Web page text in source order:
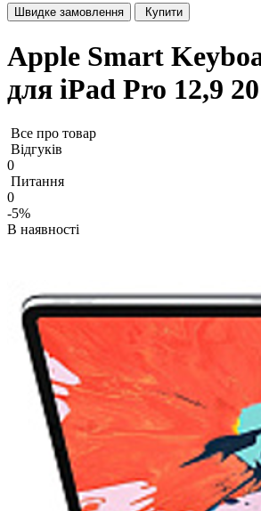
Швидке замовлення Купити
Apple Smart
для iPad Pro 12,9
Все про товар
Відгуків
0
Питання
0
-5%
В наявності